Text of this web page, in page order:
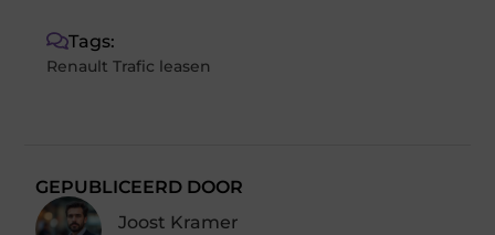
Tags:
Renault Trafic leasen
GEPUBLICEERD DOOR
Joost Kramer